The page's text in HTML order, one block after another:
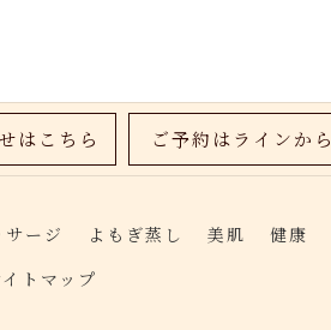
はこちら ご予約はラインから
サージ よもぎ蒸し 美肌 健康
トマップ